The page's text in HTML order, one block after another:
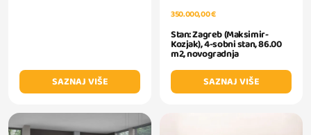
SAZNAJ VIŠE
350.000,00 €
Stan: Zagreb (Maksimir-
Kozjak), 4-sobni stan, 86.00
m2, novogradnja
SAZNAJ VIŠE